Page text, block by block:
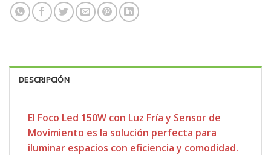
DESCRIPCIÓN
El Foco Led 150W con Luz Fría y Sensor de
Movimiento es la solución perfecta para
iluminar espacios con eficiencia y comodidad.